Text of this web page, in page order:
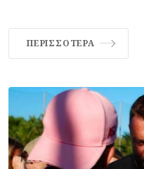
ΠΕΡΙΣΣΌΤΕΡΑ